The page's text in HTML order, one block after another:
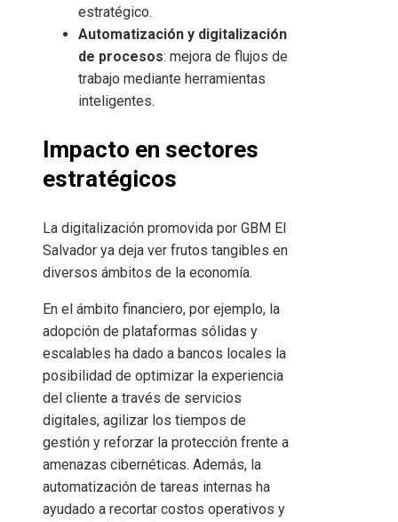
estratégico.
Automatización y digitalización
de procesos: mejora de flujos de
trabajo mediante herramientas
inteligentes.
Impacto en sectores
estratégicos
La digitalización promovida por GBM El
Salvador ya deja ver frutos tangibles en
diversos ámbitos de la economía.
En el ámbito financiero, por ejemplo, la
adopción de plataformas sólidas y
escalables ha dado a bancos locales la
posibilidad de optimizar la experiencia
del cliente a través de servicios
digitales, agilizar los tiempos de
gestión y reforzar la protección frente a
amenazas cibernéticas. Además, la
automatización de tareas internas ha
ayudado a recortar costos operativos y